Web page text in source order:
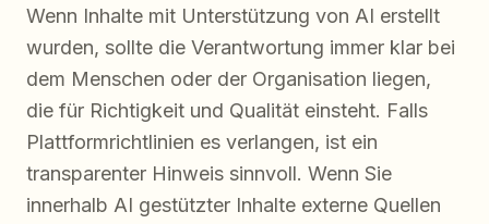
Wenn Inhalte mit Unterstützung von AI erstellt
wurden, sollte die Verantwortung immer klar bei
dem Menschen oder der Organisation liegen,
die für Richtigkeit und Qualität einsteht. Falls
Plattformrichtlinien es verlangen, ist ein
transparenter Hinweis sinnvoll. Wenn Sie
innerhalb AI gestützter Inhalte externe Quellen